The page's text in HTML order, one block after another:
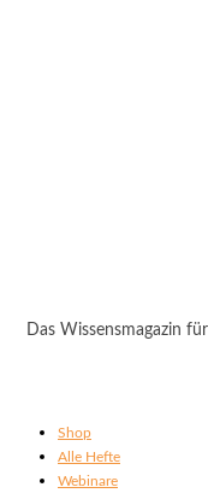
Das Wissensmagazin
Shop
Alle Hefte
Webinare